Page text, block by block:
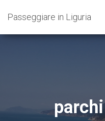
Passeggiare in Liguria